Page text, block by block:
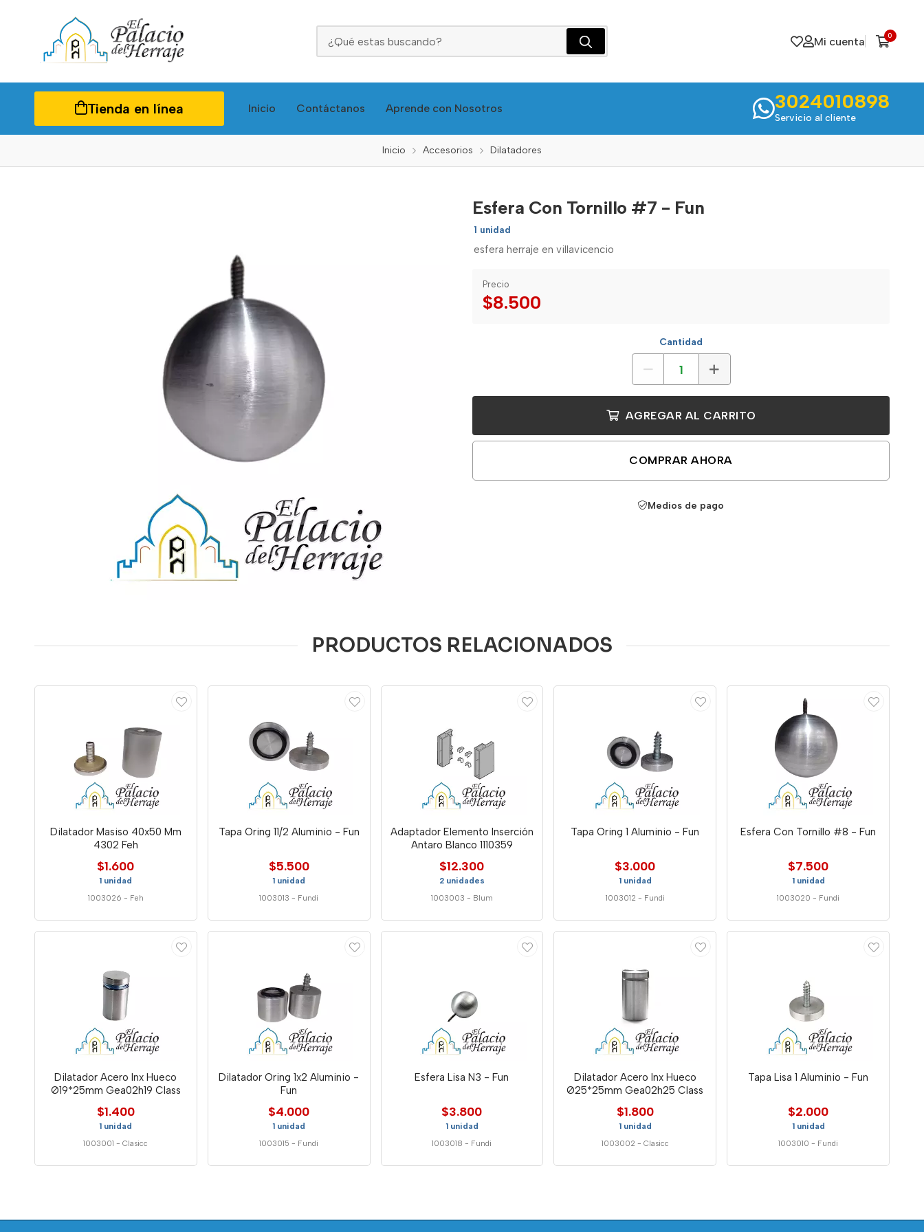
Mi cuenta 0
Tienda en línea Inicio Contáctanos Aprende con Nosotros 3024010898
Servicio al cliente
Inicio Accesorios Dilatadores
Esfera Con Tornillo #7 - Fun
1 unidad
esfera herraje en villavicencio
Precio
$8.500
Cantidad
AGREGAR AL CARRITO
COMPRAR AHORA
Medios de pago
PRODUCTOS RELACIONADOS
Dilatador Masiso 40x50 Mm
4302 Feh
$1.600
1 unidad
1003026 - Feh
Tapa Oring 11/2 Aluminio - Fun
$5.500
1 unidad
1003013 - Fundi
Adaptador Elemento Inserción
Antaro Blanco 1110359
$12.300
2 unidades
1003003 - Blum
Tapa Oring 1 Aluminio - Fun
$3.000
1 unidad
1003012 - Fundi
Esfera Con Tornillo #8 - Fun
$7.500
1 unidad
1003020 - Fundi
Dilatador Acero Inx Hueco
Ø19*25mm Gea02h19 Class
$1.400
1 unidad
1003001 -Clasicc
Dilatador Oring 1x2 Aluminio -
Fun
$4.000
1 unidad
1003015 - Fundi
Esfera Lisa N3 - Fun
$3.800
1 unidad
1003018 - Fundi
Dilatador Acero Inx Hueco
Ø25*25mm Gea02h25 Class
$1.800
1 unidad
1003002 - Clasicc
Tapa Lisa 1 Aluminio - Fun
$2.000
1 unidad
1003010 - Fundi